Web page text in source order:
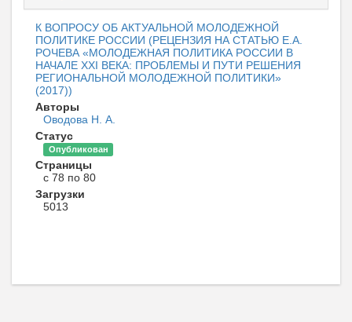
К ВОПРОСУ ОБ АКТУАЛЬНОЙ МОЛОДЕЖНОЙ
ПОЛИТИКЕ РОССИИ (РЕЦЕНЗИЯ НА СТАТЬЮ Е.А.
РОЧЕВА «МОЛОДЕЖНАЯ ПОЛИТИКА РОССИИ В
НАЧАЛЕ XXI ВЕКА: ПРОБЛЕМЫ И ПУТИ РЕШЕНИЯ
РЕГИОНАЛЬНОЙ МОЛОДЕЖНОЙ ПОЛИТИКИ»
(2017))
Авторы
Оводова Н. А.
Статус
Опубликован
Страницы
с 78 по 80
Загрузки
5013